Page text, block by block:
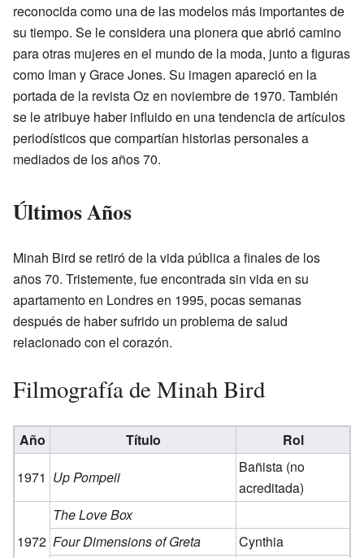
reconocida como una de las modelos más importantes de
su tiempo. Se le considera una pionera que abrió camino
para otras mujeres en el mundo de la moda, junto a figuras
como Iman y Grace Jones. Su imagen apareció en la
portada de la revista Oz en noviembre de 1970. También
se le atribuye haber influido en una tendencia de artículos
periodísticos que compartían historias personales a
mediados de los años 70.
Últimos Años
Minah Bird se retiró de la vida pública a finales de los
años 70. Tristemente, fue encontrada sin vida en su
apartamento en Londres en 1995, pocas semanas
después de haber sufrido un problema de salud
relacionado con el corazón.
Filmografía de Minah Bird
Año Título
Rol
1971 Up Pompeii
Bañista (no
acreditada)
1972
The Love Box
Four Dimensions of Greta
Cynthia